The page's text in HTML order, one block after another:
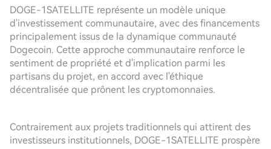
DOGE-1SATELLITE représente un modèle unique
d'investissement communautaire, avec des financements
principalement issus de la dynamique communauté
Dogecoin. Cette approche communautaire renforce le
sentiment de propriété et d'implication parmi les
partisans du projet, en accord avec l'éthique
décentralisée que prônent les cryptomonnaies.
Contrairement aux projets traditionnels qui attirent des
investisseurs institutionnels, DOGE-1SATELLITE prospère